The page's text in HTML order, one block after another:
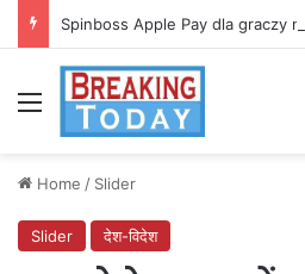
Spinboss Apple Pay dla graczy
Menu
Home / Slider
Slider देश-विदेश